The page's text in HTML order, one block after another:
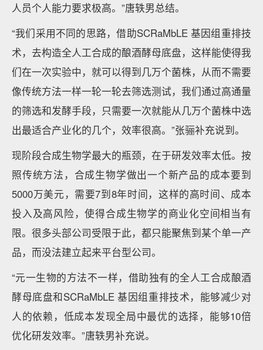
人员个人能力要求极高。”唐轶男总结。
“我们采用不同的思路，借助SCRaMbLE 基因组重排技
术，去构造全人工合成的酿酒酵母底盘，这样能使得我
们在一次实验中，就可以得到几万个菌株，从而不需要
像传统方法一样一轮一轮去筛选测试，我们通过高通量
的筛选和发酵手段，只需要一次就能从几万个菌株中选
出最适合产业化的几个，效率很高。”张骊补充说到。
现阶段合成生物学最大的瓶颈，在于研发效率太低。按
照传统方法，合成生物学做出一个新产品的成本要到
5000万美元，需要7到8年时间，这样的高时间、成本
投入及高风险，使得合成生物学的商业化空间相当有
限。很多头部公司受限于此，都只能聚焦到某个单一产
品，而没法建立起来平台型公司。
“元一生物的方法不一样，借助独有的全人工合成酿酒
酵母底盘和SCRaMbLE 基因组重排技术，能够减少对
人的依赖，低成本发现全局中最优的选择，能够10倍
优化研发效率。”唐轶男补充说。